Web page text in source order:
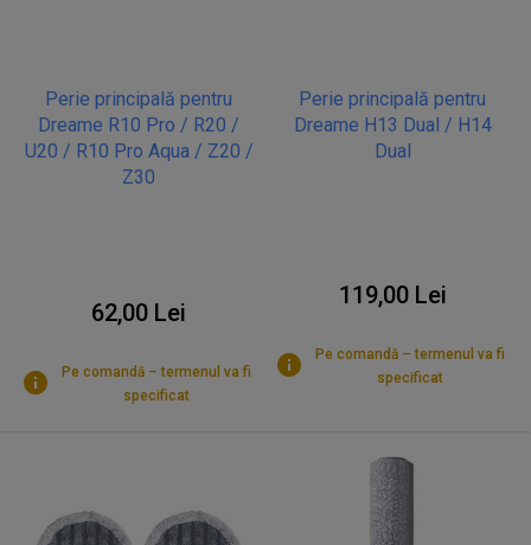
Perie principală pentru
Dreame R10 Pro / R20 /
U20 / R10 Pro Aqua / Z20 /
Z30
62,00 Lei
Pe comandă – termenul va fi
specificat
Perie principală pentru
Dreame H13 Dual / H14
Dual
119,00 Lei
Pe comandă – termenul va fi
specificat